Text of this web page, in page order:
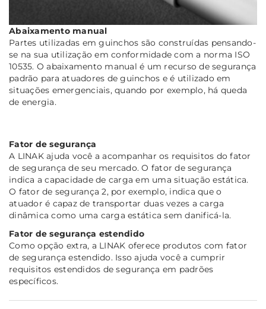
Abaixamento manual
Partes utilizadas em guinchos são construídas pensando-
se na sua utilização em conformidade com a norma ISO
10535. O abaixamento manual é um recurso de segurança
padrão para atuadores de guinchos e é utilizado em
situações emergenciais, quando por exemplo, há queda
de energia.
Fator de segurança
A LINAK ajuda você a acompanhar os requisitos do fator
de segurança de seu mercado. O fator de segurança
indica a capacidade de carga em uma situação estática.
O fator de segurança 2, por exemplo, indica que o
atuador é capaz de transportar duas vezes a carga
dinâmica como uma carga estática sem danificá-la.
Fator de segurança estendido
Como opção extra, a LINAK oferece produtos com fator
de segurança estendido. Isso ajuda você a cumprir
requisitos estendidos de segurança em padrões
específicos.